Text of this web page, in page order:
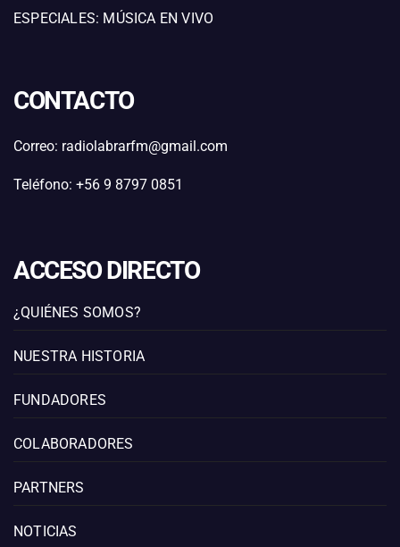
ESPECIALES: MÚSICA EN VIVO
CONTACTO
Correo: radiolabrarfm@gmail.com
Teléfono: +56 9 8797 0851
ACCESO DIRECTO
¿QUIÉNES SOMOS?
NUESTRA HISTORIA
FUNDADORES
COLABORADORES
PARTNERS
NOTICIAS